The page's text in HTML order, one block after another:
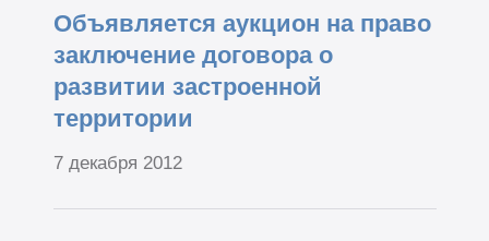
Объявляется аукцион на право
заключение договора о
развитии застроенной
территории
7 декабря 2012